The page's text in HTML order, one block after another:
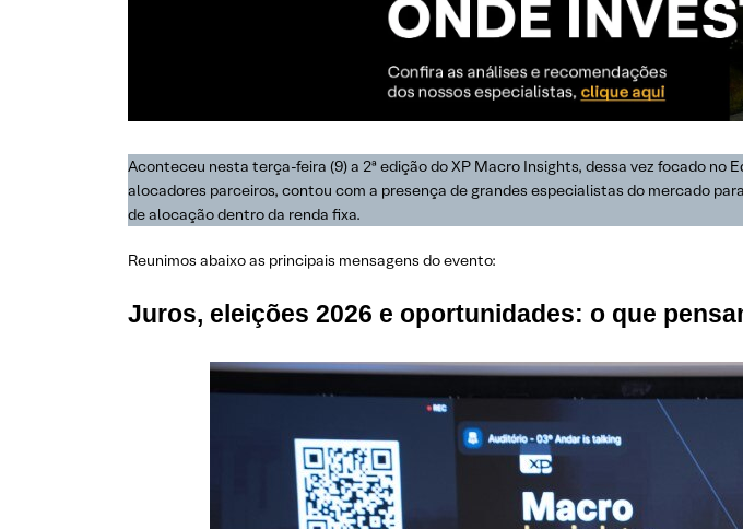
Aconteceu nesta terça-feira (9) a 2ª edição do XP Macro Insights, dessa vez focado
alocadores parceiros, contou com a presença de grandes especialistas do mercado
de alocação dentro da renda fixa.
Reunimos abaixo as principais mensagens do evento:
Juros, eleições 2026 e oportunidades: o que